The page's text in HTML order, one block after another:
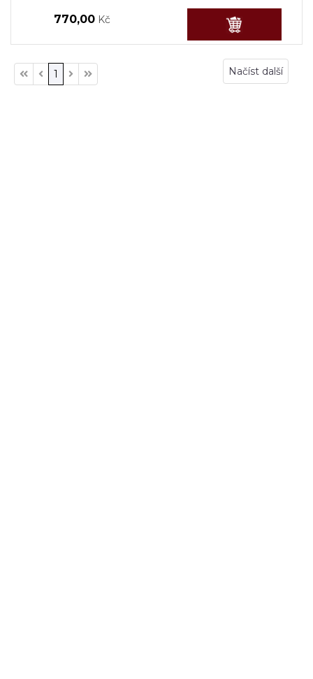
770,00 Kč
Načíst další
1